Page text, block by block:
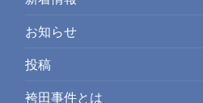
お知らせ
投稿
袴田事件とは